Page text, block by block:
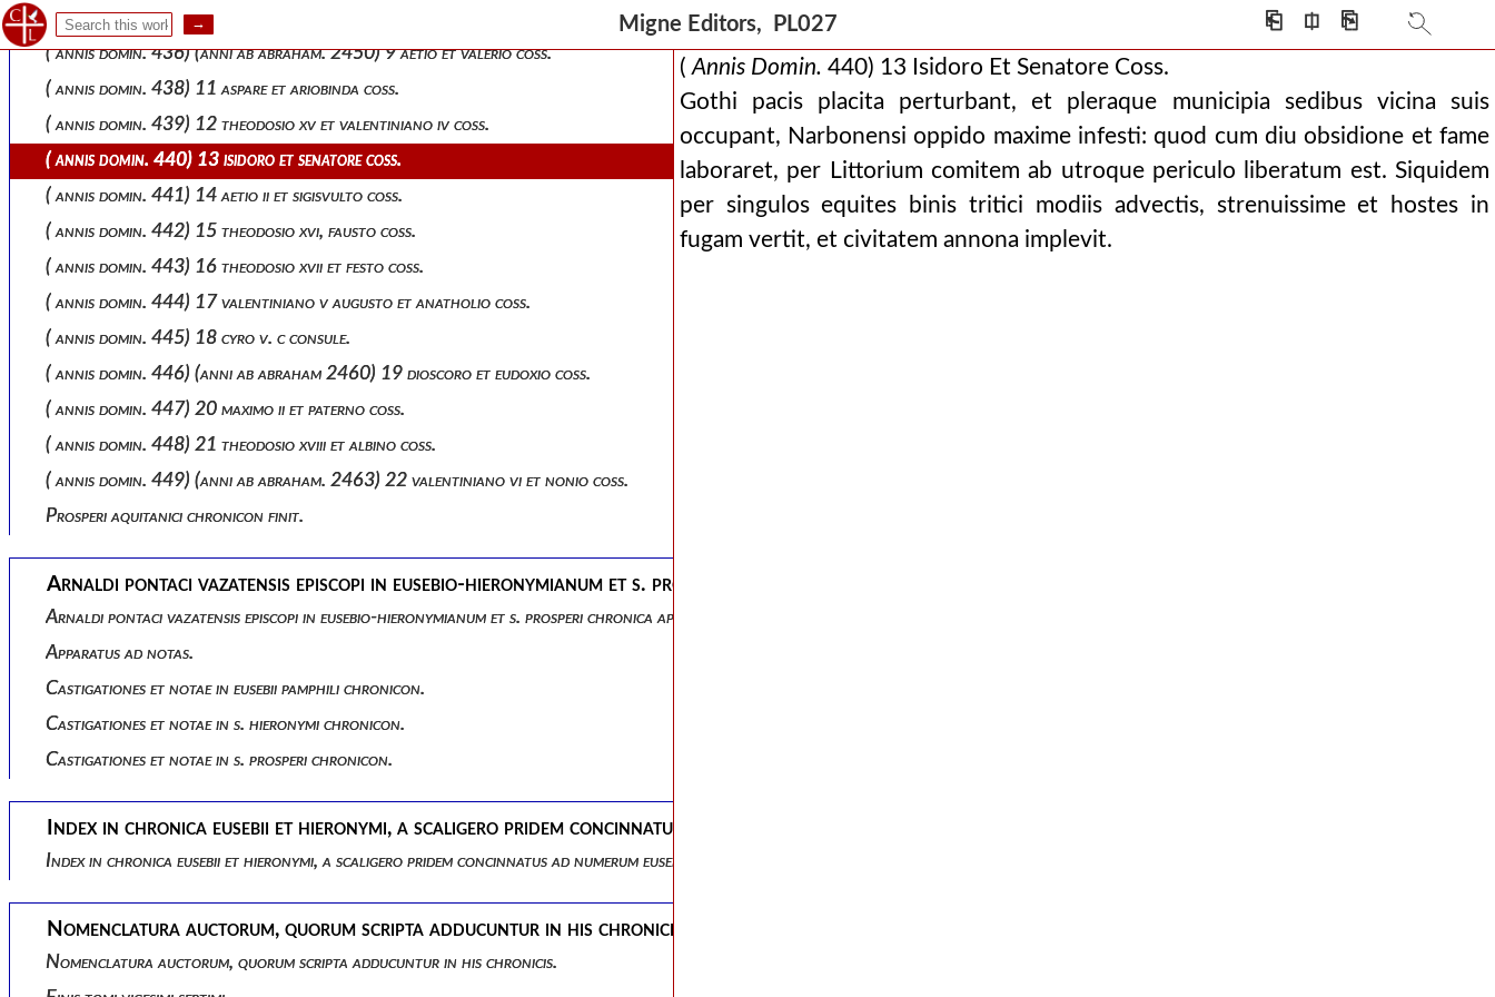
Migne Editors, PL027 ⎗ ⎅ ⎘
( annis domin. 435) 8 basso et antiocho coss.
( annis domin. 436) (anni ab abraham. 2450) 9 aetio et valerio coss.
( annis domin. 438) 11 aspare et ariobinda coss.
( annis domin. 439) 12 theodosio xv et valentiniano iv coss.
( annis domin. 440) 13 isidoro et senatore coss.
( annis domin. 441) 14 aetio ii et sigisvulto coss.
( annis domin. 442) 15 theodosio xvi, fausto coss.
( annis domin. 443) 16 theodosio xvii et festo coss.
( annis domin. 444) 17 valentiniano v augusto et anatholio coss.
( annis domin. 445) 18 cyro v. c consule.
( annis domin. 446) (anni ab abraham 2460) 19 dioscoro et eudoxio coss.
( annis domin. 447) 20 maximo ii et paterno coss.
( annis domin. 448) 21 theodosio xviii et albino coss.
( annis domin. 449) (anni ab abraham. 2463) 22 valentiniano vi et nonio coss.
Prosperi aquitanici chronicon finit.
Arnaldi pontaci vazatensis episcopi in eusebio-hieronymianum et s. prosperi chronica apparatus, castigationes et notae.
Arnaldi pontaci vazatensis episcopi in eusebio-hieronymianum et s. prosperi chronica apparatus, castigationes et notae.
Apparatus ad notas.
Castigationes et notae in eusebii pamphili chronicon.
Castigationes et notae in s. hieronymi chronicon.
Castigationes et notae in s. prosperi chronicon.
Index in chronica eusebii et hieronymi, a scaligero pridem concinnatus ad numerum eusebianum, auctior nunc, pluribusque locis emendatior.
Index in chronica eusebii et hieronymi, a scaligero pridem concinnatus ad numerum eusebianum, auctior nunc, pluribusque locis emendatior.
Nomenclatura auctorum, quorum scripta adducuntur in his chronicis.
Nomenclatura auctorum, quorum scripta adducuntur in his chronicis.
( Annis Domin. 440) 13 Isidoro Et Senatore Coss.
Gothi pacis placita perturbant, et pleraque municipia sedibus vicina suis
occupant, Narbonensi oppido maxime infesti: quod cum diu obsidione et fame
laboraret, per Littorium comitem ab utroque periculo liberatum est. Siquidem
per singulos equites binis tritici modiis advectis, strenuissime et hostes in
fugam vertit, et civitatem annona implevit.